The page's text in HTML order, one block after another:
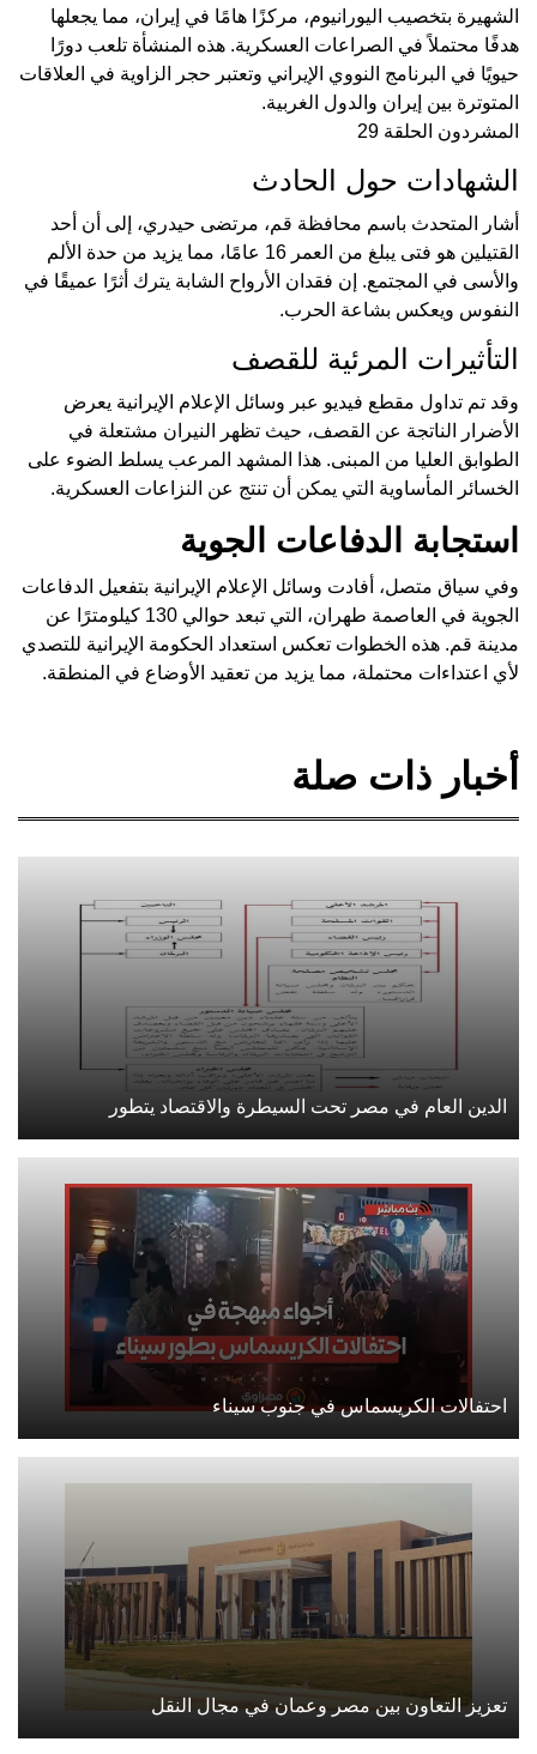
الشهيرة بتخصيب اليورانيوم، مركزًا هامًا في إيران، مما يجعلها
هدفًا محتملاً في الصراعات العسكرية. هذه المنشأة تلعب دورًا
حيويًا في البرنامج النووي الإيراني وتعتبر حجر الزاوية في العلاقات
المتوترة بين إيران والدول الغربية.
المشردون الحلقة 29
الشهادات حول الحادث
أشار المتحدث باسم محافظة قم، مرتضى حيدري، إلى أن أحد
القتيلين هو فتى يبلغ من العمر 16 عامًا، مما يزيد من حدة الألم
والأسى في المجتمع. إن فقدان الأرواح الشابة يترك أثرًا عميقًا في
النفوس ويعكس بشاعة الحرب.
التأثيرات المرئية للقصف
وقد تم تداول مقطع فيديو عبر وسائل الإعلام الإيرانية يعرض
الأضرار الناتجة عن القصف، حيث تظهر النيران مشتعلة في
الطوابق العليا من المبنى. هذا المشهد المرعب يسلط الضوء على
الخسائر المأساوية التي يمكن أن تنتج عن النزاعات العسكرية.
استجابة الدفاعات الجوية
وفي سياق متصل، أفادت وسائل الإعلام الإيرانية بتفعيل الدفاعات
الجوية في العاصمة طهران، التي تبعد حوالي 130 كيلومترًا عن
مدينة قم. هذه الخطوات تعكس استعداد الحكومة الإيرانية للتصدي
لأي اعتداءات محتملة، مما يزيد من تعقيد الأوضاع في المنطقة.
أخبار ذات صلة
الدين العام في مصر تحت السيطرة والاقتصاد يتطور
احتفالات الكريسماس في جنوب سيناء
تعزيز التعاون بين مصر وعمان في مجال النقل